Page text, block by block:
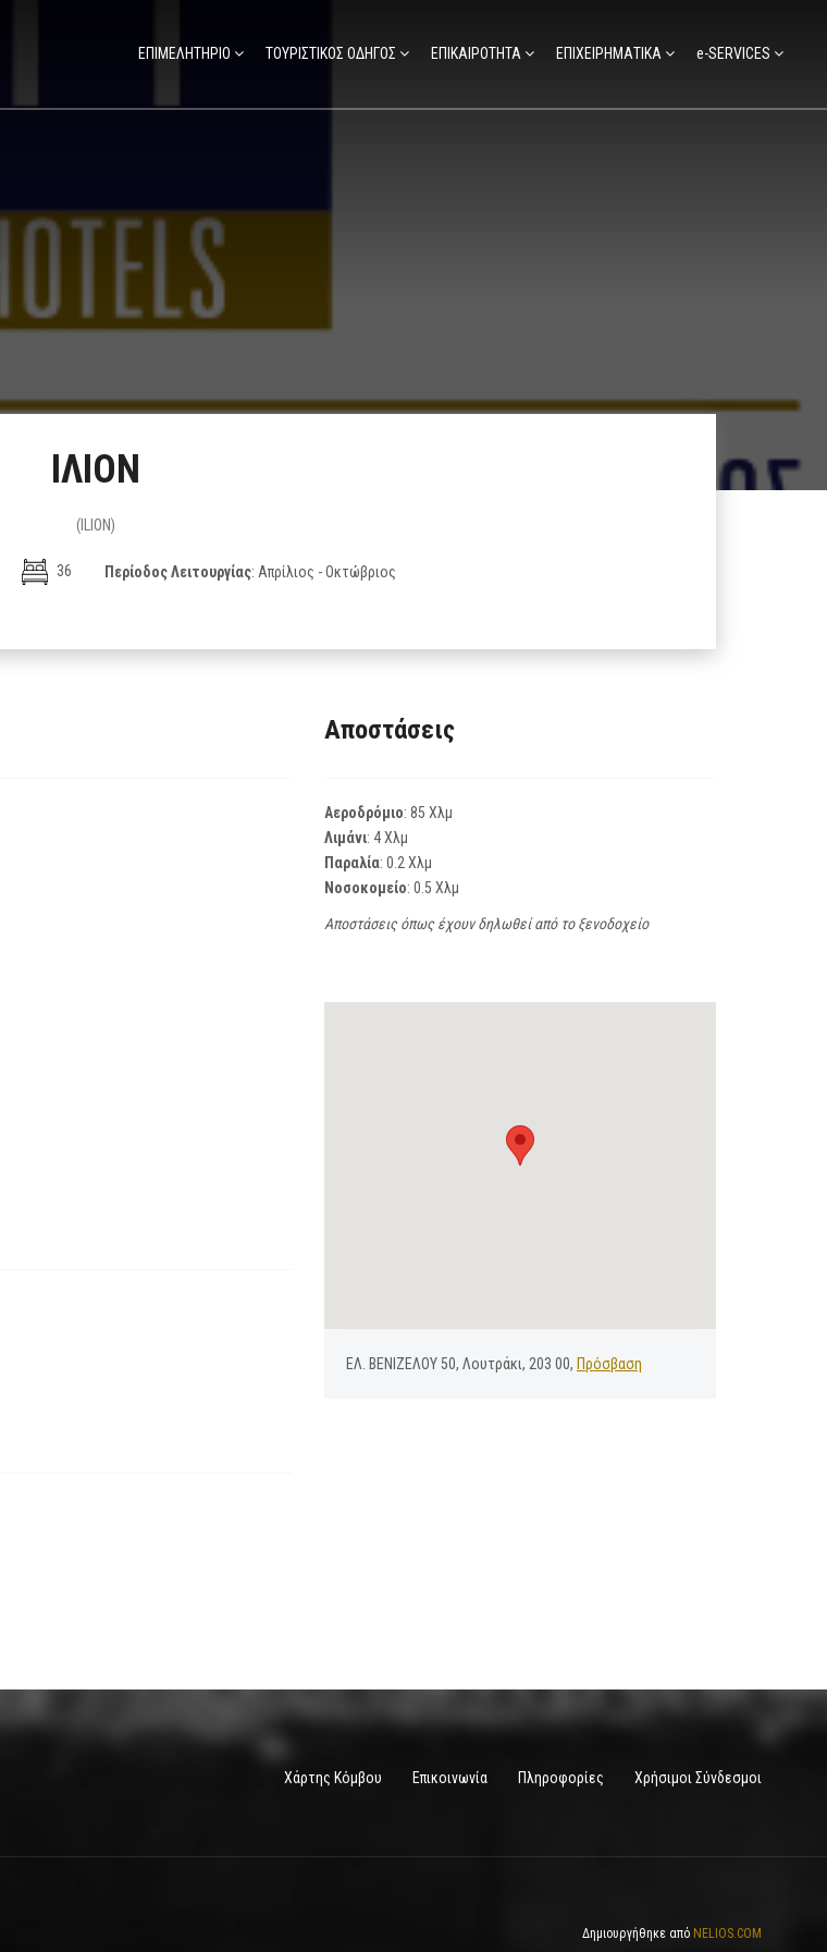
ΕΠΙΜΕΛΗΤΗΡΙΟ ΤΟΥΡΙΣΤΙΚΟΣ ΟΔΗΓΟΣ ΕΠΙΚΑΙΡΟΤΗΤΑ ΕΠΙΧΕΙΡΗΜΑΤΙΚΑ e-SERVICES
ΙΛΙΟΝ
(ILION)
36 Περίοδος Λειτουργίας: Απρίλιος - Οκτώβριος
Αποστάσεις
Αεροδρόμιο: 85 Χλμ
Λιμάνι: 4 Χλμ
Παραλία: 0.2 Χλμ
Νοσοκομείο: 0.5 Χλμ
Αποστάσεις όπως έχουν δηλωθεί από το ξενοδοχείο
ΕΛ. ΒΕΝΙΖΕΛΟΥ 50, Λουτράκι, 203 00, Πρόσβαση
Χάρτης Κόμβου Επικοινωνία Πληροφορίες Χρήσιμοι Σύνδεσμοι
Δημιουργήθηκε από NELIOS.COM